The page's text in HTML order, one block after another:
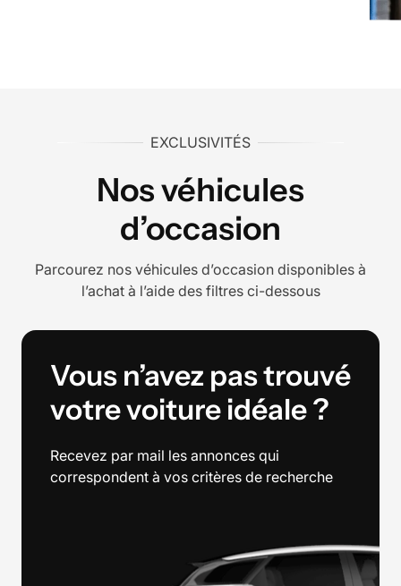
EXCLUSIVITÉS
Nos véhicules
d’occasion
Parcourez nos véhicules d’occasion disponibles à
l’achat à l’aide des filtres ci-dessous
Vous n’avez pas trouvé
votre voiture idéale ?
Recevez par mail les annonces qui
correspondent à vos critères de recherche